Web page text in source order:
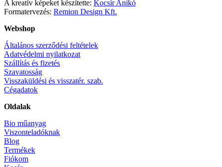
A kreatív képeket készítette: Kocsír Anikó
Formatervezés: Remion Design Kft.
Webshop
Általános szerződési feltételek
Adatvédelmi nyilatkozat
Szállítás és fizetés
Szavatosság
Visszaküldési és visszatér. szab.
Cégadatok
Oldalak
Bio műanyag
Viszonteladóknak
Blog
Termékek
Fiókom